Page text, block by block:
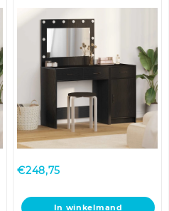
gemelamineerd hout
€248,75
In winkelmand